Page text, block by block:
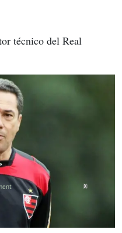
técnico del Real
X